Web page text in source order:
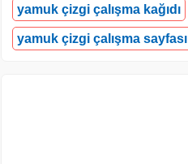
yamuk çizgi çalışma kağıdı
yamuk çizgi çalışma sayfası